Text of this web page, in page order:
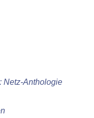
Netz-Anthologie